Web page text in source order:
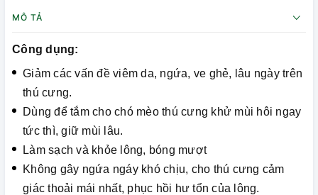
MÔ TẢ
Công dụng:
Giảm các vấn đề viêm da, ngứa, ve ghẻ, lâu ngày trên
thú cưng.
Dùng để tắm cho chó mèo thú cưng khử mùi hôi ngay
tức thì, giữ mùi lâu.
Làm sạch và khỏe lông, bóng mượt
Không gây ngứa ngáy khó chịu, cho thú cưng cảm
giác thoải mái nhất, phục hồi hư tổn của lông.